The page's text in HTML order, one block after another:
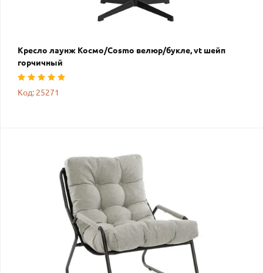
Кресло лаунж Космо/Cosmo велюр/букле, vt шейп
горчичный
Код: 25271